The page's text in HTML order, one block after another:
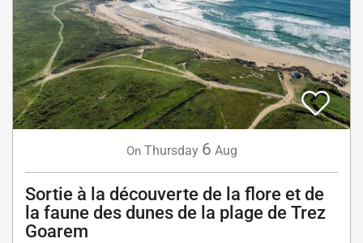
On Thursday 6 Aug
Sortie à la découverte de la flore et de
la faune des dunes de la plage de Trez
Goarem